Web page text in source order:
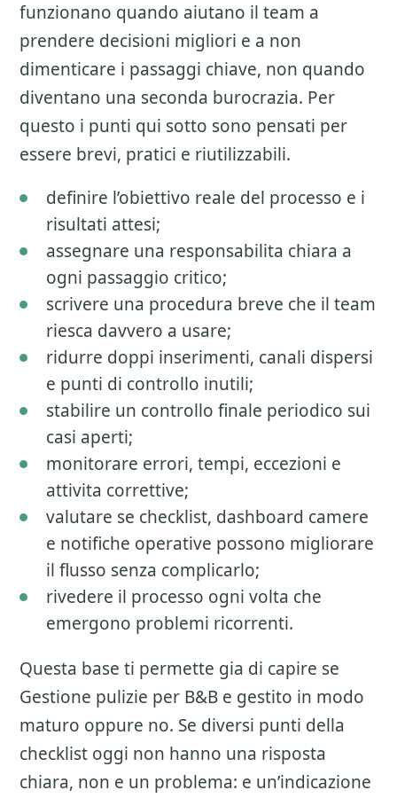
funzionano quando aiutano il team a
prendere decisioni migliori e a non
dimenticare i passaggi chiave, non quando
diventano una seconda burocrazia. Per
questo i punti qui sotto sono pensati per
essere brevi, pratici e riutilizzabili.
definire l’obiettivo reale del processo e i
risultati attesi;
assegnare una responsabilita chiara a
ogni passaggio critico;
scrivere una procedura breve che il team
riesca davvero a usare;
ridurre doppi inserimenti, canali dispersi
e punti di controllo inutili;
stabilire un controllo finale periodico sui
casi aperti;
monitorare errori, tempi, eccezioni e
attivita correttive;
valutare se checklist, dashboard camere
e notifiche operative possono migliorare
il flusso senza complicarlo;
rivedere il processo ogni volta che
emergono problemi ricorrenti.
Questa base ti permette gia di capire se
Gestione pulizie per B&B e gestito in modo
maturo oppure no. Se diversi punti della
checklist oggi non hanno una risposta
chiara, non e un problema: e un’indicazione